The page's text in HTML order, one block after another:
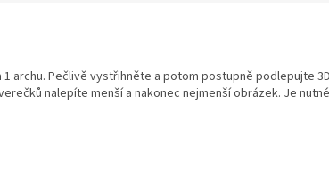
1 archu. Pečlivě vystřihněte a potom postupně podlepujte
nalepíte menší a nakonec nejmenší obrázek. Je